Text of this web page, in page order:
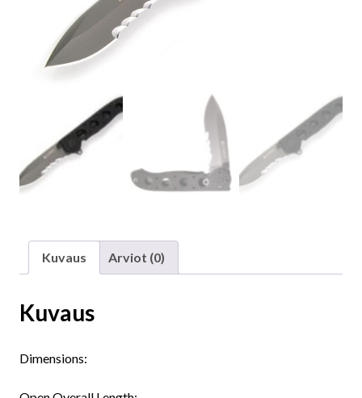
Kuvaus Arviot (0)
Kuvaus
Dimensions: